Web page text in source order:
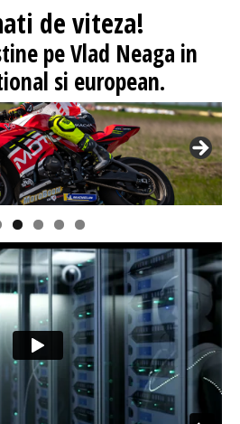
de viteza!
pe Vlad Neaga in
si european.